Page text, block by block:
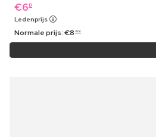
€619
Ledenprijs
Normale prijs:€8 49